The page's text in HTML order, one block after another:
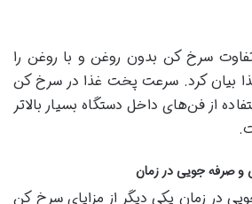
سرخ کن بدون روغن و با روغن را
بیان کرد. سرعت پخت غذا در سرخ کن
از فن‌های داخل دستگاه بسیار بالاتر
صرفه جویی در زمان
در زمان یکی دیگر از مزایای سرخ کن